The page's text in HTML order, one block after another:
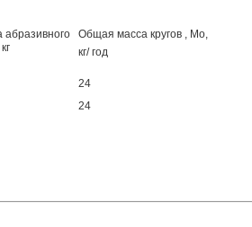
абразивного
Общая масса кругов , Мо,
кг/ год
24
24